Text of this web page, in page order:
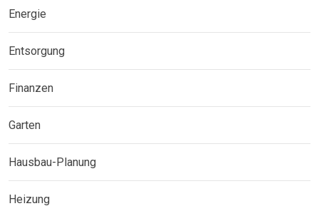
Energie
Entsorgung
Finanzen
Garten
Hausbau-Planung
Heizung